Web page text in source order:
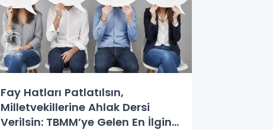
Fay Hatları Patlatılsın,
Milletvekillerine Ahlak Dersi
Verilsin: TBMM’ye Gelen En İlginç